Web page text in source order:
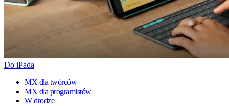
Do iPada
MX dla twórców
MX dla programistów
W drodze